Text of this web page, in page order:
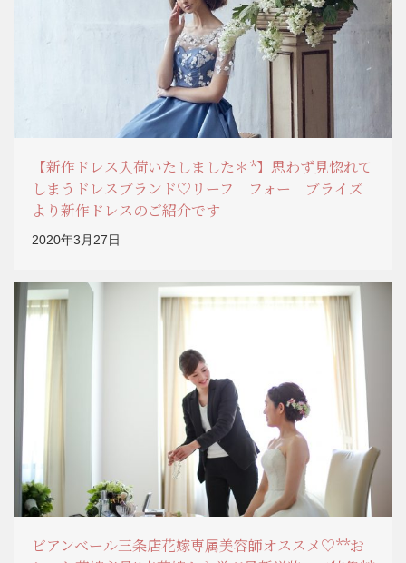
【新作ドレス入荷いたしました＊*】思わず見惚れて
しまうドレスブランド♡リーフ フォー ブライズ
より新作ドレスのご紹介です
2020年3月27日
ビアンベール三条店花嫁専属美容師オススメ♡**お